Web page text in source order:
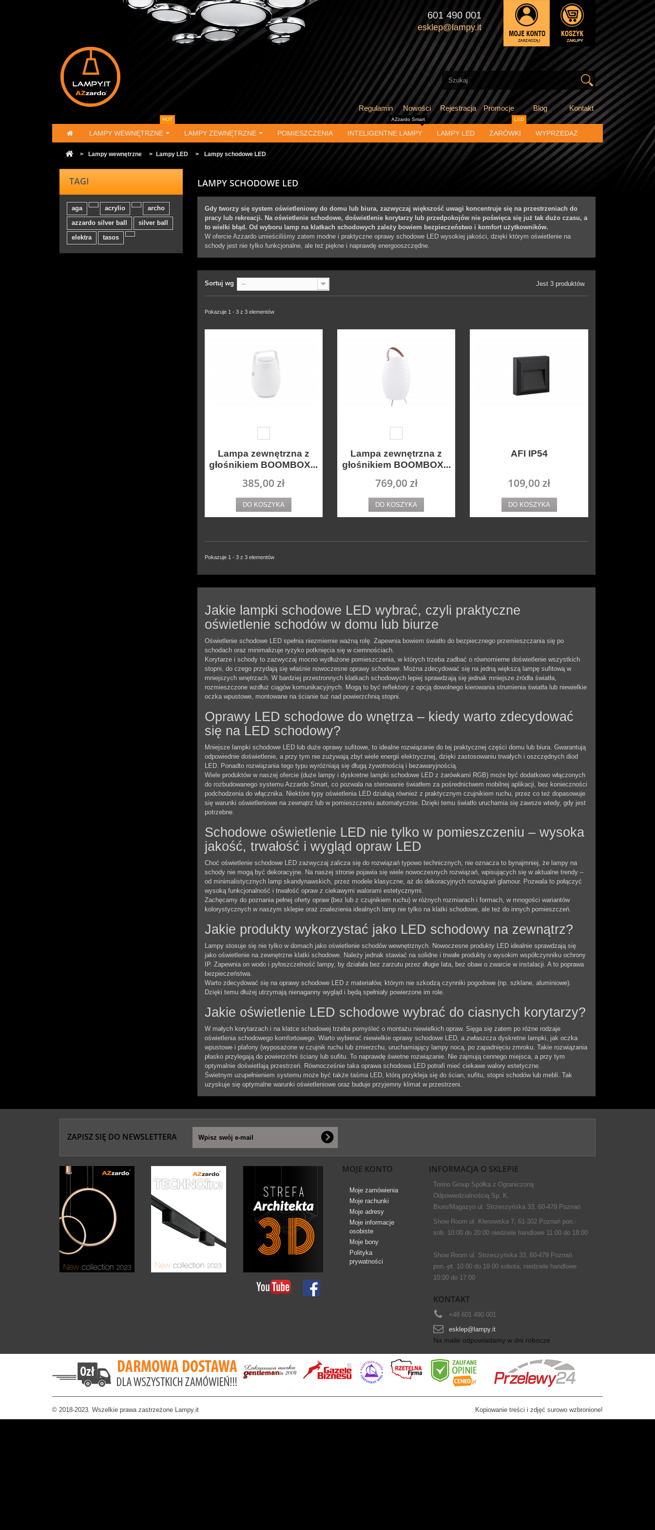
601 490 001
esklep@lampy.it
Regulamin Nowości Rejestracja Promocje Blog Kontakt
LAMPY WEWNĘTRZNE
HOT
LAMPY ZEWNĘTRZNE POMIESZCZENIA INTELIGENTNE LAMPY
AZzardo Smart
LAMPY LED ŻARÓWKI
LED
WYPRZEDAŻ
> Lampy wewnętrzne > Lampy LED > Lampy schodowe LED
TAGI
aga acrylio
archo
azzardo silver ball
silver ball
elektra
tasos
LAMPY SCHODOWE LED
Gdy tworzy się system oświetleniowy do domu lub biura, zazwyczaj większość uwagi koncentruje się na przestrzeniach do
pracy lub rekreacji. Na oświetlenie schodowe, doświetlenie korytarzy lub przedpokojów nie poświęca się już tak dużo czasu, a
to wielki błąd. Od wyboru lamp na klatkach schodowych zależy bowiem bezpieczeństwo i komfort użytkowników.
W ofercie Azzardo umieściliśmy zatem modne i praktyczne oprawy schodowe LED wysokiej jakości, dzięki którym oświetlenie na
schody jest nie tylko funkcjonalne, ale też piękne i naprawdę energooszczędne.
Sortuj wg -- Jest 3 produktów.
Pokazuje 1 - 3 z 3 elementów
Lampa zewnętrzna z
głośnikiem BOOMBOX...
385,00 zł
DO KOSZYKA
Lampa zewnętrzna z
głośnikiem BOOMBOX...
769,00 zł
DO KOSZYKA
AFI IP54
109,00 zł
DO KOSZYKA
Pokazuje 1 - 3 z 3 elementów
Jakie lampki schodowe LED wybrać, czyli praktyczne
oświetlenie schodów w domu lub biurze
Oświetlenie schodowe LED spełnia niezmiernie ważną rolę. Zapewnia bowiem światło do bezpiecznego przemieszczania się po
schodach oraz minimalizuje ryzyko potknięcia się w ciemnościach.
Korytarze i schody to zazwyczaj mocno wydłużone pomieszczenia, w których trzeba zadbać o równomierne doświetlenie wszystkich
stopni, do czego przydają się właśnie nowoczesne oprawy schodowe. Można zdecydować się na jedną większą lampę sufitową w
mniejszych wnętrzach. W bardziej przestronnych klatkach schodowych lepiej sprawdzają się jednak mniejsze źródła światła,
rozmieszczone wzdłuż ciągów komunikacyjnych. Mogą to być reflektory z opcją dowolnego kierowania strumienia światła lub niewielkie
oczka wpustowe, montowane na ścianie tuż nad powierzchnią stopni.
Oprawy LED schodowe do wnętrza – kiedy warto zdecydować
się na LED schodowy?
Mniejsze lampki schodowe LED lub duże oprawy sufitowe, to idealne rozwiązanie do tej praktycznej części domu lub biura. Gwarantują
odpowiednie doświetlenie, a przy tym nie zużywają zbyt wiele energii elektrycznej, dzięki zastosowaniu trwałych i oszczędnych diod
LED. Ponadto rozwiązania tego typu wyróżniają się długą żywotnością i bezawaryjnością.
Wiele produktów w naszej ofercie (duże lampy i dyskretne lampki schodowe LED z żarówkami RGB) może być dodatkowo włączonych
do rozbudowanego systemu Azzardo Smart, co pozwala na sterowanie światłem za pośrednictwem mobilnej aplikacji, bez konieczności
podchodzenia do włącznika. Niektóre typy oświetlenia LED działają również z praktycznym czujnikiem ruchu, przez co też dopasowuje
się warunki oświetleniowe na zewnątrz lub w pomieszczeniu automatycznie. Dzięki temu światło uruchamia się zawsze wtedy, gdy jest
potrzebne.
Schodowe oświetlenie LED nie tylko w pomieszczeniu – wysoka
jakość, trwałość i wygląd opraw LED
Choć oświetlenie schodowe LED zazwyczaj zalicza się do rozwiązań typowo technicznych, nie oznacza to bynajmniej, że lampy na
schody nie mogą być dekoracyjne. Na naszej stronie pojawia się wiele nowoczesnych rozwiązań, wpisujących się w aktualne trendy –
od minimalistycznych lamp skandynawskich, przez modele klasyczne, aż do dekoracyjnych rozwiązań glamour. Pozwala to połączyć
wysoką funkcjonalność i trwałość opraw z ciekawymi walorami estetycznymi.
Zachęcamy do poznania pełnej oferty opraw (bez lub z czujnikiem ruchu) w różnych rozmiarach i formach, w mnogości wariantów
kolorystycznych w naszym sklepie oraz znalezienia idealnych lamp nie tylko na klatki schodowe, ale też do innych pomieszczeń.
Jakie produkty wykorzystać jako LED schodowy na zewnątrz?
Lampy stosuje się nie tylko w domach jako oświetlenie schodów wewnętrznych. Nowoczesne produkty LED idealnie sprawdzają się
jako oświetlenie na zewnętrzne klatki schodowe. Należy jednak stawiać na solidne i trwałe produkty o wysokim współczynniku ochrony
IP. Zapewnia on wodo i pyłoszczelność lampy, by działała bez zarzutu przez długie lata, bez obaw o zwarcie w instalacji. A to poprawa
bezpieczeństwa.
Warto zdecydować się na oprawy schodowe LED z materiałów, którym nie szkodzą czynniki pogodowe (np. szklane, aluminiowe).
Dzięki temu dłużej utrzymają nienaganny wygląd i będą spełniały powierzone im role.
Jakie oświetlenie LED schodowe wybrać do ciasnych korytarzy?
W małych korytarzach i na klatce schodowej trzeba pomyśleć o montażu niewielkich opraw. Sięga się zatem po różne rodzaje
oświetlenia schodowego komfortowego. Warto wybierać niewielkie oprawy schodowe LED, a zwłaszcza dyskretne lampki, jak oczka
wpustowe i plafony (wyposażone w czujnik ruchu lub zmierzchu, uruchamiający lampy nocą, po zapadnięciu zmroku. Takie rozwiązania
płasko przylegają do powierzchni ściany lub sufitu. To naprawdę świetne rozwiązanie. Nie zajmują cennego miejsca, a przy tym
optymalnie doświetlają przestrzeń. Równocześnie taka oprawa schodowa LED potrafi mieć ciekawe walory estetyczne.
Świetnym uzupełnieniem systemu może być także taśma LED, którą przykleja się do ścian, sufitu, stopni schodów lub mebli. Tak
uzyskuje się optymalne warunki oświetleniowe oraz buduje przyjemny klimat w przestrzeni.
ZAPISZ SIĘ DO NEWSLETTERA
MOJE KONTO
Moje zamówienia
Moje rachunki
Moje adresy
Moje informacje
osobiste
Moje bony
Polityka
prywatności
INFORMACJA O SKLEPIE
Torino Group Spółka z Ograniczoną
Odpowiedzialnością Sp. K.
Biuro/Magazyn ul. Strzeszyńska 33, 60-479 Poznań
Show Room ul. Klenowska 7, 61-302 Poznań pon.-
sob. 10:00 do 20:00 niedziele handlowe 11:00 do 18:00
Show Room ul. Strzeszyńska 33, 60-479 Poznań
pon.-pt. 10:00 do 19:00 sobota, niedziele handlowe
10:00 do 17:00
KONTAKT
+48 601 490 001
esklep@lampy.it
Na maile odpowiadamy w dni robocze
© 2018-2023. Wszelkie prawa zastrzeżone Lampy.it Kopiowanie treści i zdjęć surowo wzbronione!